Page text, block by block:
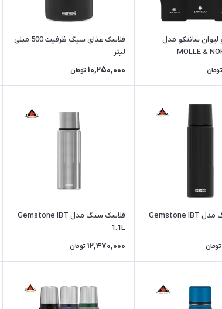
سانتکو مدل
MOLLE &
تومان
فلاسک غذای سیگ ظرفیت 500 میلی
لیتر
10,250,000 تومان
فلاسک سیگ مدل Gemstone IBT
تومان
فلاسک سیگ مدل Gemstone IBT
1.1L
12,470,000 تومان